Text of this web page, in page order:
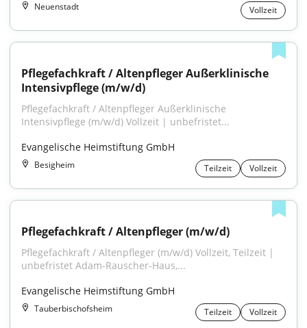
Neuenstadt Vollzeit
Pflegefachkraft / Altenpfleger Außerklinische
Intensivpflege (m/w/d)
Pflegefachkraft / Altenpfleger Außerklinische
Intensivpflege (m/w/d) Vollzeit | unbefristet...
Evangelische Heimstiftung GmbH
Besigheim Teilzeit Vollzeit
Pflegefachkraft / Altenpfleger (m/w/d)
Pflegefachkraft / Altenpfleger (m/w/d) Vollzeit, Teilzeit |
unbefristet Adam-Rauscher-Haus,...
Evangelische Heimstiftung GmbH
Tauberbischofsheim Teilzeit Vollzeit